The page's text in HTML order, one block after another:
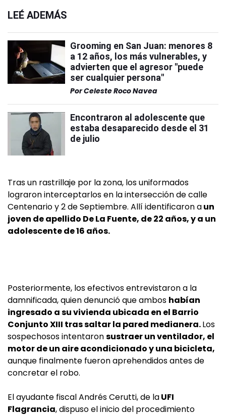
LEÉ ADEMÁS
Grooming en San Juan: menores 8
a 12 años, los más vulnerables, y
advierten que el agresor "puede
ser cualquier persona"
PorCeleste Roco Navea
Encontraron al adolescente que
estaba desaparecido desde el 31
de julio
Tras un rastrillaje por la zona, los uniformados
lograron interceptarlos en la intersección de calle
Centenario y 2 de Septiembre. Allí identificaron aun
joven de apellido De La Fuente, de 22 años, y a un
adolescente de 16 años.
Posteriormente, los efectivos entrevistaron a la
damnificada, quien denunció que ambos habían
ingresado a su vivienda ubicada en el Barrio
Conjunto XIII tras saltar la pared medianera.Los
sospechosos intentaronsustraer un ventilador, el
motor de un aire acondicionado y una bicicleta,
aunque finalmente fueron aprehendidos antes de
concretar el robo.
El ayudante fiscal Andrés Cerutti, de laUFI
Flagrancia, dispuso el inicio del procedimiento